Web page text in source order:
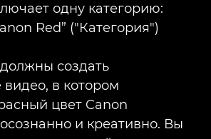
одну категорию:
Red” ("Категория")
создать
в котором
цвет Canon
и креативно. Вы